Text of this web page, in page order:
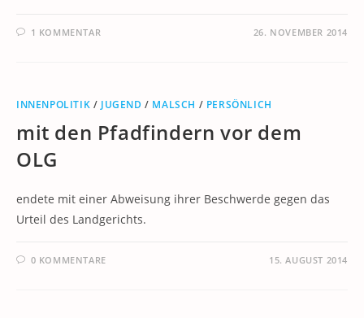
1 KOMMENTAR 26. NOVEMBER 2014
INNENPOLITIK / JUGEND / MALSCH / PERSÖNLICH
mit den Pfadfindern vor dem
OLG
endete mit einer Abweisung ihrer Beschwerde gegen das
Urteil des Landgerichts.
0 KOMMENTARE 15. AUGUST 2014